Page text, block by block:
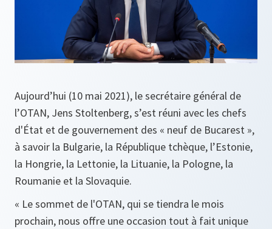
Aujourd’hui (10 mai 2021), le secrétaire général de
l’OTAN, Jens Stoltenberg, s’est réuni avec les chefs
d'État et de gouvernement des « neuf de Bucarest »,
à savoir la Bulgarie, la République tchèque, l’Estonie,
la Hongrie, la Lettonie, la Lituanie, la Pologne, la
Roumanie et la Slovaquie.
« Le sommet de l'OTAN, qui se tiendra le mois
prochain, nous offre une occasion tout à fait unique